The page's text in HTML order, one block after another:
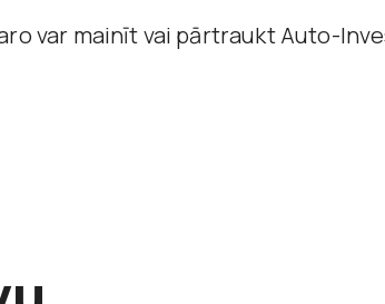
var mainīt vai pārtraukt Auto-